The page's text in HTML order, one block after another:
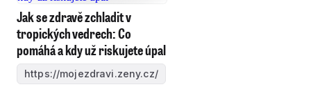
Jak se zdravě zchladit v
tropických vedrech: Co
pomáhá a kdy už riskujete úpal
https://mojezdravi.zeny.cz/